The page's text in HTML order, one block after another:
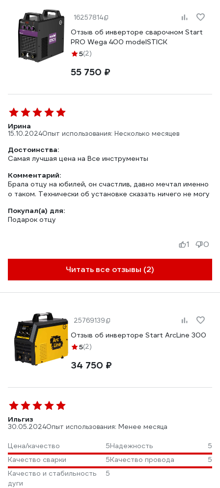
16257814
Отзыв об инверторе сварочном Start
PRO Wega 400 modelSTICK
5(2)
55 750 ₽
Ирина
15.10.2024Опыт использования: Несколько месяцев
Достоинства:
Самая лучшая цена на Все инструменты
Комментарий:
Брала отцу на юбилей, он счастлив, давно мечтал именно
о таком. Технически об установке сказать ничего не могу
Покупал(а) для:
Подарок отцу
Читать все отзывы (2)
1 0
25769139
Отзыв об инверторе Start ArcLine 300
5(2)
34 750 ₽
Ильгиз
30.05.2024Опыт использования: Менее месяца
Цена/качество 5Надежность
5
Качество сварки
5Качество провода
5
Качество и стабильность
дуги
5